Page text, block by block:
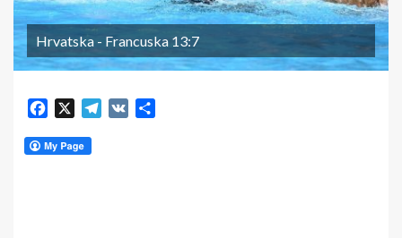
Hrvatska - Francuska 13:7
Facebook Telegram
VK